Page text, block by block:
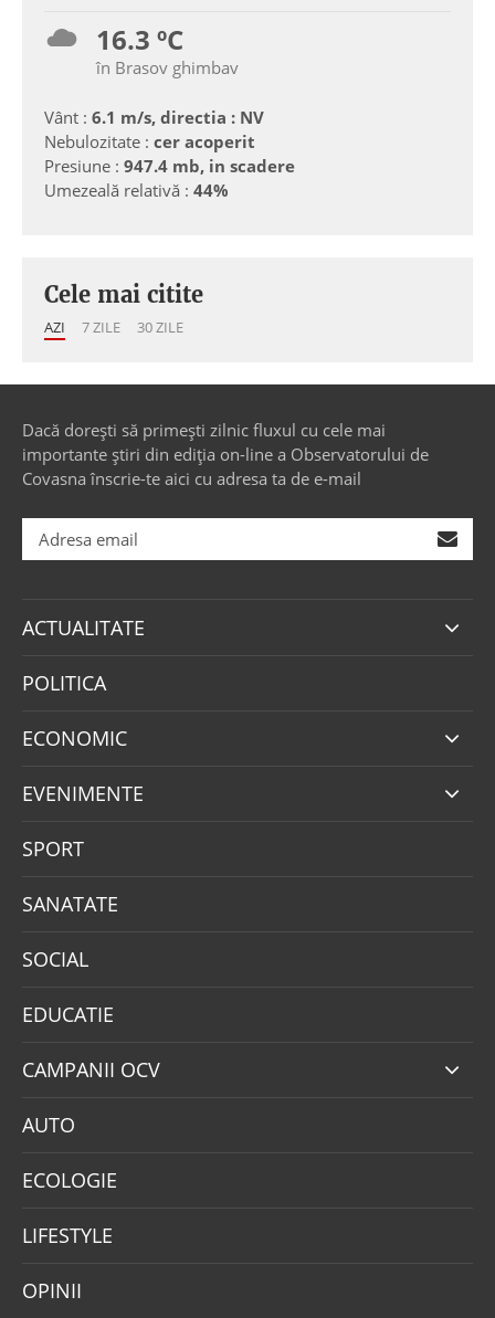
16.3 ºC
în Brasov ghimbav
Vânt : 6.1 m/s, directia : NV
Nebulozitate : cer acoperit
Presiune : 947.4 mb, in scadere
Umezeală relativă : 44%
Cele mai citite
AZI 7 ZILE 30 ZILE
Dacă dorești să primești zilnic fluxul cu cele mai
importante știri din ediția on-line a Observatorului de
Covasna înscrie-te aici cu adresa ta de e-mail
ACTUALITATE
POLITICA
ECONOMIC
EVENIMENTE
SPORT
SANATATE
SOCIAL
EDUCATIE
CAMPANII OCV
AUTO
ECOLOGIE
LIFESTYLE
OPINII